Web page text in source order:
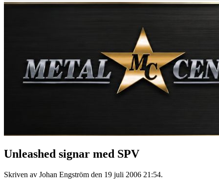
Unleashed signar med SPV
Skriven av Johan Engström den 19 juli 2006 21:54.